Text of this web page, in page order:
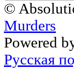
©
Murders
Powered
Русская